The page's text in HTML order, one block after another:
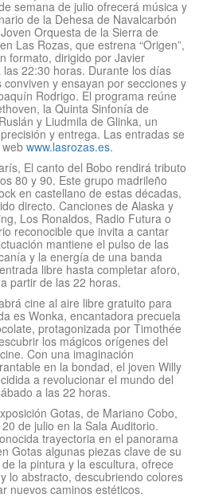
semana de julio ofrecerá música y
de la Dehesa de Navalcarbón
Orquesta de la Sierra de
Las Rozas, que estrena “Origen”,
formato, dirigido por Javier
22:30 horas. Durante los días
y ensayan por secciones y
Rodrigo. El programa reúne
la Quinta Sinfonía de
y Liudmila de Glinka, un
y entrega. Las entradas se
www.lasrozas.es.
El canto del Bobo rendirá tributo
80 y 90. Este grupo madrileño
en castellano de estas décadas,
directo. Canciones de Alaska y
Los Ronaldos, Radio Futura o
reconocible que invita a cantar
mantiene el pulso de las
y la energía de una banda
libre hasta completar aforo,
partir de las 22 horas.
cine al aire libre gratuito para
es Wonka, encantadora precuela
protagonizada por Timothée
los mágicos orígenes del
Con una imaginación
en la bondad, el joven Willy
a revolucionar el mundo del
a las 22 horas.
Gotas, de Mariano Cobo,
de julio en la Sala Auditorio.
trayectoria en el panorama
Gotas algunas piezas clave de su
la pintura y la escultura, ofrece
lo abstracto, descubriendo colores
nuevos caminos estéticos.